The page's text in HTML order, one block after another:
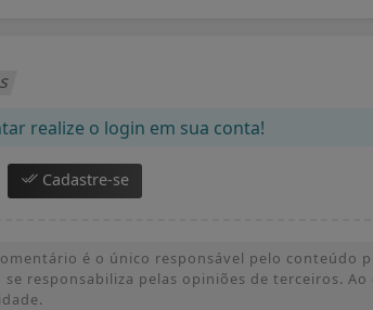
realize o login em sua conta!
Cadastre-se
é o único responsável pelo conteúdo
se responsabiliza pelas opiniões de terceiros.